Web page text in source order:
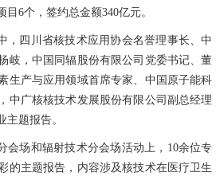
6个，签约总金额340亿元。
，四川省核技术应用协会名誉理事长、中
岐，中国同辐股份有限公司党委书记、董
生产与应用领域首席专家、中国原子能科
中广核核技术发展股份有限公司副总经理
主题报告。
会场和辐射技术分会场活动上，10余位专
的主题报告，内容涉及核技术在医疗卫生